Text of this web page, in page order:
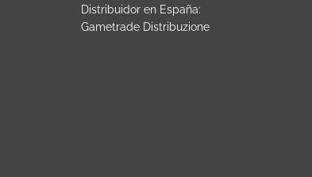
Distribuidor en España:
Gametrade Distribuzione